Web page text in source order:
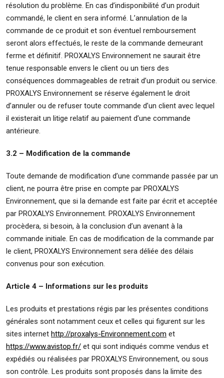
résolution du problème. En cas d’indisponibilité d’un produit
commandé, le client en sera informé. L’annulation de la
commande de ce produit et son éventuel remboursement
seront alors effectués, le reste de la commande demeurant
ferme et définitif. PROXALYS Environnement ne saurait être
tenue responsable envers le client ou un tiers des
conséquences dommageables de retrait d’un produit ou service.
PROXALYS Environnement se réserve également le droit
d’annuler ou de refuser toute commande d’un client avec lequel
il existerait un litige relatif au paiement d’une commande
antérieure.
3.2 – Modification de la commande
Toute demande de modification d’une commande passée par un
client, ne pourra être prise en compte par PROXALYS
Environnement, que si la demande est faite par écrit et acceptée
par PROXALYS Environnement. PROXALYS Environnement
procèdera, si besoin, à la conclusion d’un avenant à la
commande initiale. En cas de modification de la commande par
le client, PROXALYS Environnement sera déliée des délais
convenus pour son exécution.
Article 4 – Informations sur les produits
Les produits et prestations régis par les présentes conditions
générales sont notamment ceux et celles qui figurent sur les
sites internet http://proxalys-Environnement.com et
https://www.avistop.fr/ et qui sont indiqués comme vendus et
expédiés ou réalisées par PROXALYS Environnement, ou sous
son contrôle. Les produits sont proposés dans la limite des